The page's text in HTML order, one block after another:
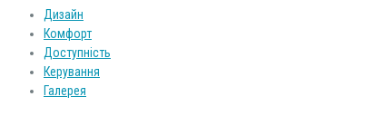
Дизайн
Комфорт
Доступність
Керування
Галерея